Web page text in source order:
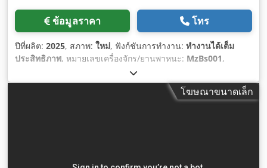
ข้อมูลราคา โทร
ปีที่ผลิต: 2025, สภาพ: ใหม่, ฟังก์ชันการทำงาน: ทำงานได้เต็ม
ประสิทธิภาพ, หมายเลขเครื่องจักร/ยานพาหนะ: MzBs001,
โฆษณาขนาดเล็ก